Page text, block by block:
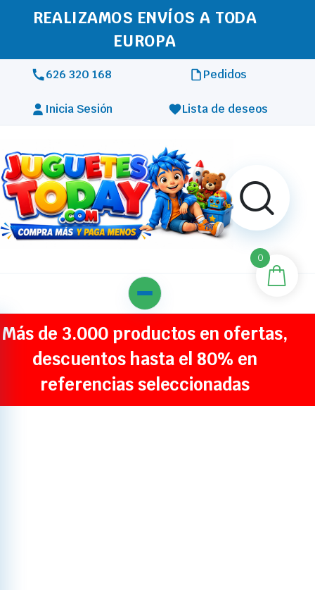
REALIZAMOS ENVÍOS A TODA
EUROPA
626 320 168 Pedidos
Inicia Sesión Lista de deseos
Más de 3.000 productos en ofertas,
descuentos hasta el 80% en
referencias seleccionadas
0